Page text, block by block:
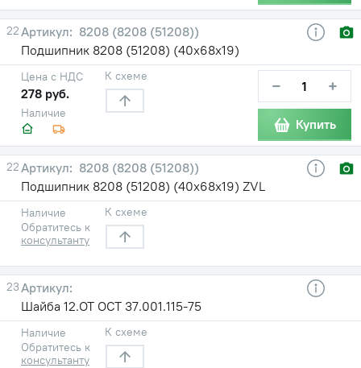
22
8208 (8208 (51208))
Подшипник 8208 (51208) (40х68х19)
Наличие
Цена с НДС
278 руб.
К схеме − +
Купить
22
8208 (8208 (51208))
Подшипник 8208 (51208) (40х68х19) ZVL
Наличие
Обратитесь к
консультанту
К схеме
23
Шайба 12.ОТ ОСТ 37.001.115-75
Наличие
Обратитесь к
консультанту
К схеме